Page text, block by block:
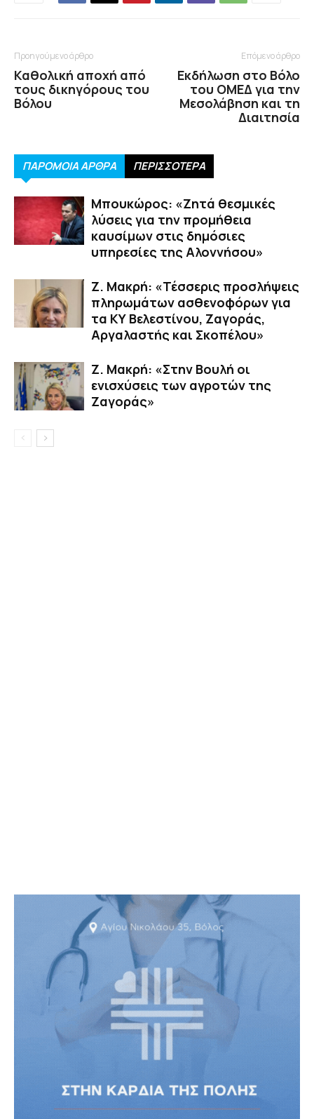
Προηγούμενο άρθρο
Καθολική αποχή από
τους δικηγόρους του
Βόλου
Επόμενο άρθρο
Εκδήλωση στο Βόλο
του ΟΜΕΔ για την
Μεσολάβηση και τη
Διαιτησία
ΠΑΡΟΜΟΙΑ ΑΡΘΡΑ ΠΕΡΙΣΣΟΤΕΡΑ
Μπουκώρος: «Ζητά θεσμικές
λύσεις για την προμήθεια
καυσίμων στις δημόσιες
υπηρεσίες της Αλοννήσου»
Ζ. Μακρή: «Τέσσερις προσλήψεις
πληρωμάτων ασθενοφόρων για
τα ΚΥ Βελεστίνου, Ζαγοράς,
Αργαλαστής και Σκοπέλου»
Ζ. Μακρή: «Στην Βουλή οι
ενισχύσεις των αγροτών της
Ζαγοράς»